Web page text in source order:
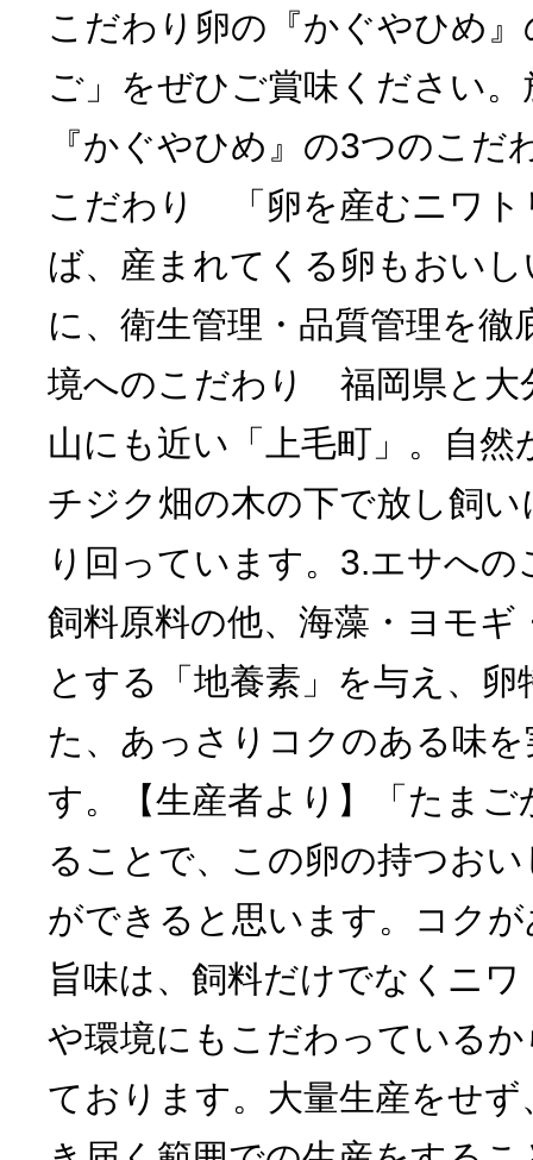
こだわり卵の『かぐやひめ
ご」をぜひご賞味ください
『かぐやひめ』の3つのこだ
こだわり 「卵を産むニワト
ば、産まれてくる卵もおい
に、衛生管理・品質管理を徹
境へのこだわり 福岡県と大
山にも近い「上毛町」。自
チジク畑の木の下で放し飼
り回っています。3.エサへ
飼料原料の他、海藻・ヨモギ
とする「地養素」を与え、
た、あっさりコクのある味
す。【生産者より】「たま
ることで、この卵の持つお
ができると思います。コク
旨味は、飼料だけでなくニ
や環境にもこだわっている
ております。大量生産をせ